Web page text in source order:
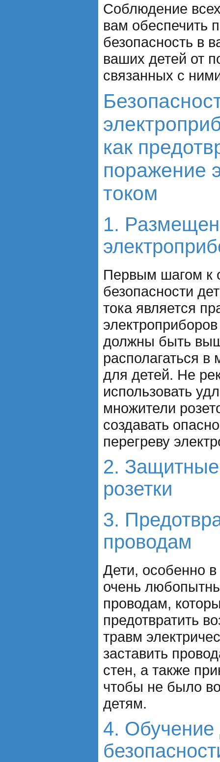
Соблюдение
вам обеспечить
безопасность в
ваших детей от
связанных с
как
поражение
током
1.
Первым шагом к
безопасности
тока является
должны быть
располагаться в
для детей. Не
использовать
множители
создавать
перегреву
2.
розетки
3.
проводам
Дети, особенно
очень
проводам,
предотвратить
травм
заставить
стен, а также
чтобы не было
детям.
4. Обучение